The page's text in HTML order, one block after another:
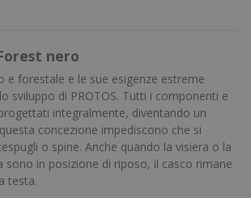
nero
e forestale e le sue esigenze estreme
sviluppo di PROTOS. Tutti i componenti e
integralmente, diventando un
concezione impediscono che si
o spine. Anche quando la visiera o la
sono in posizione di riposo, il casco rimane
testa.